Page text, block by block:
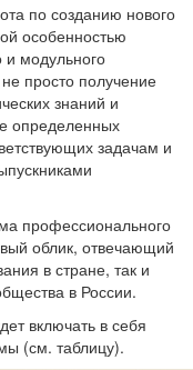
по созданию нового
особенностью
и модульного
просто получение
знаний и
определенных
задачам и
профессионального
облик, отвечающий
в стране, так и
в России.
включать в себя
(см. таблицу).